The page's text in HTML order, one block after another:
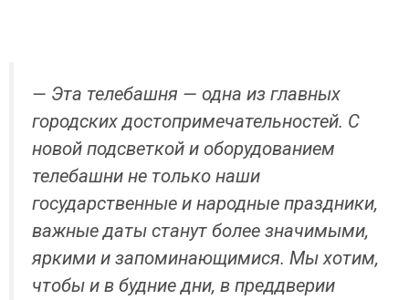
— Эта телебашня — одна из главных
городских достопримечательностей. С
новой подсветкой и оборудованием
телебашни не только наши
государственные и народные праздники,
важные даты станут более значимыми,
яркими и запоминающимися. Мы хотим,
чтобы и в будние дни, в преддверии